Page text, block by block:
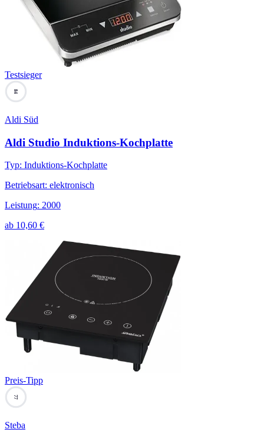
Testsieger
84
Aldi Süd
Aldi Studio Induktions-Kochplatte
Typ: Induktions-Kochplatte
Betriebsart: elektronisch
Leistung: 2000
ab 10,60 €
Preis-Tipp
77
Steba